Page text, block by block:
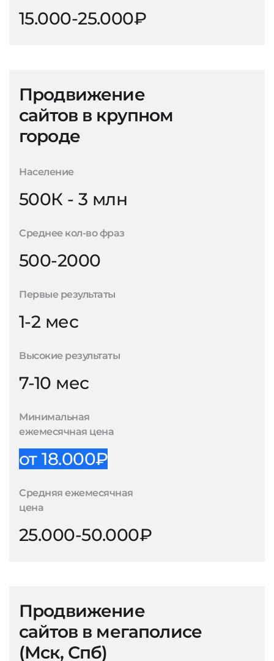
15.000-25.000₽
Продвижение
сайтов в крупном
городе
Население
500К - 3 млн
Среднее кол-во фраз
500-2000
Первые результаты
1-2 мес
Высокие результаты
7-10 мес
Минимальная
ежемесячная цена
от 18.000₽
Средняя ежемесячная
цена
25.000-50.000₽
Продвижение
сайтов в мегаполисе
(Мск, Спб)